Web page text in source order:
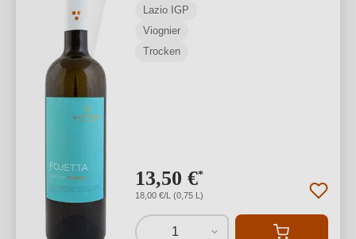
Lazio IGP
Viognier
Trocken
13,50 €*
18,00 €/L (0,75 L)
1